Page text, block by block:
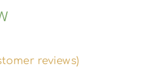
reviews)